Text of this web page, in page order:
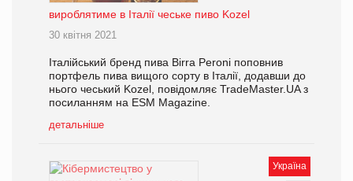
вироблятиме в Італії чеське пиво Kozel
30 квітня 2021
Італійський бренд пива Birra Peroni поповнив
портфель пива вищого сорту в Італії, додавши до
нього чеський Kozel, повідомляє TradeMaster.UA з
посиланням на ESM Magazine.
детальніше
Україна